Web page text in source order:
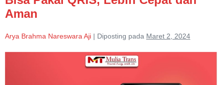
Aman
Arya Brahma Nareswara Aji | Diposting pada Maret 2, 2024